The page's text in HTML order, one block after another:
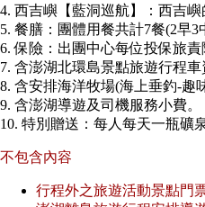
4. 西吉嶼【藍洞巡航】：西吉
5. 餐膳：團體用餐共計7餐(2早
6. 保險：出團中心每位投保旅
7. 含澎湖北環島景點旅遊行程車
8. 含安排海洋牧場(海上垂釣-趣
9. 含澎湖導遊及司機服務小費。
10. 特別贈送：每人每天一瓶礦
不包含內容
行程外之旅遊活動景點門